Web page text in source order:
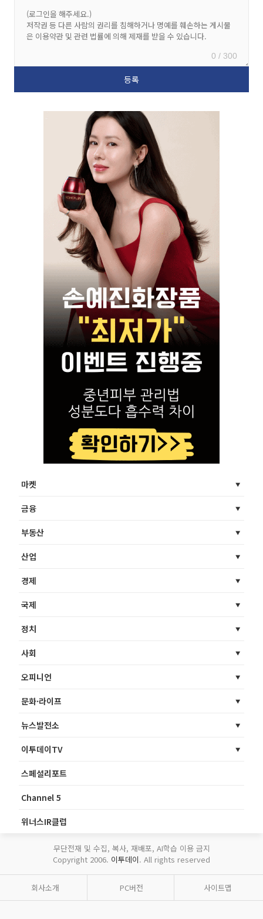
0 / 300
마켓
금융
부동산
산업
경제
국제
정치
사회
오피니언
문화·라이프
뉴스발전소
이투데이TV
스페셜리포트
Channel 5
위너스IR클럽
무단전재 및 수집, 복사, 재배포, AI학습 이용 금지
Copyright 2006. 이투데이. All rights reserved
회사소개 PC버전 사이트맵